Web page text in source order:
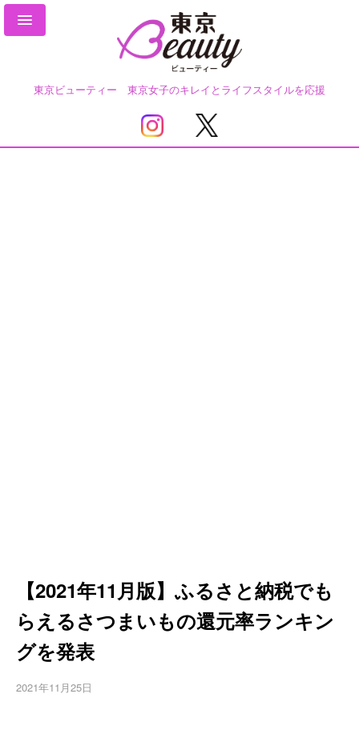
東京ビューティー 東京女子のキレイとライフスタイルを応援
【2021年11月版】ふるさと納税でも
らえるさつまいもの還元率ランキン
グを発表
2021年11月25日